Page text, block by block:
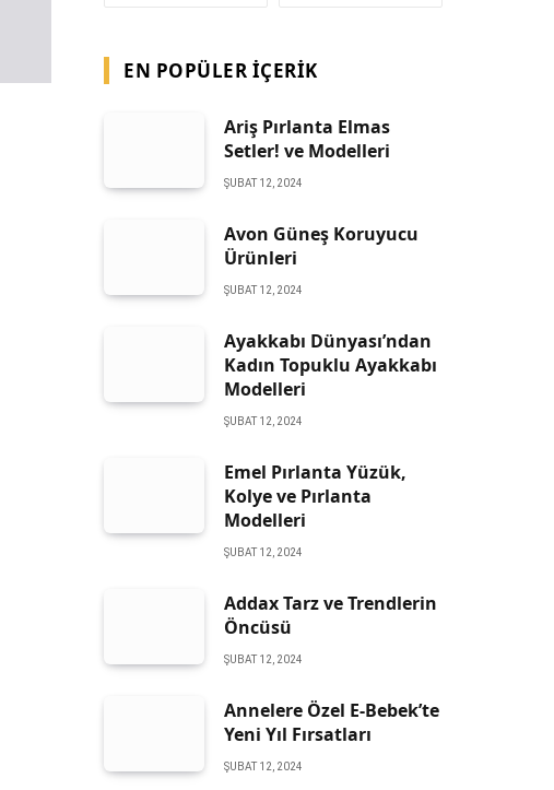
EN POPÜLER İÇERIK
Ariş Pırlanta Elmas
Setler! ve Modelleri
ŞUBAT 12, 2024
Avon Güneş Koruyucu
Ürünleri
ŞUBAT 12, 2024
Ayakkabı Dünyası’ndan
Kadın Topuklu Ayakkabı
Modelleri
ŞUBAT 12, 2024
Emel Pırlanta Yüzük,
Kolye ve Pırlanta
Modelleri
ŞUBAT 12, 2024
Addax Tarz ve Trendlerin
Öncüsü
ŞUBAT 12, 2024
Annelere Özel E-Bebek’te
Yeni Yıl Fırsatları
ŞUBAT 12, 2024